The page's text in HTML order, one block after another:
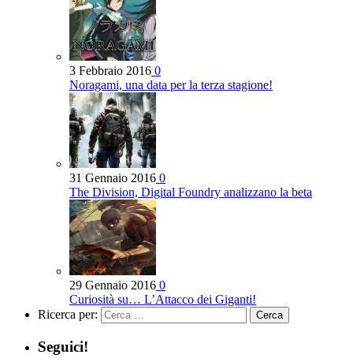
3 Febbraio 2016 0
Noragami, una data per la terza stagione!
31 Gennaio 2016 0
The Division, Digital Foundry analizzano la beta
29 Gennaio 2016 0
Curiosità su… L’Attacco dei Giganti!
Ricerca per:
Seguici!